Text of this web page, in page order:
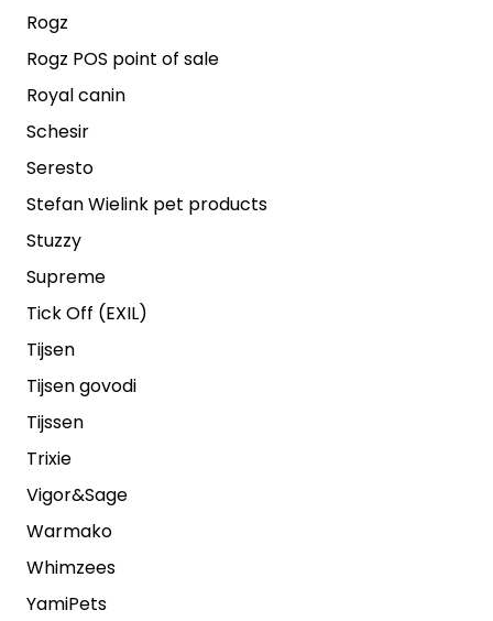
Rogz
Rogz POS point of sale
Royal canin
Schesir
Seresto
Stefan Wielink pet products
Stuzzy
Supreme
Tick Off (EXIL)
Tijsen
Tijsen govodi
Tijssen
Trixie
Vigor&Sage
Warmako
Whimzees
YamiPets